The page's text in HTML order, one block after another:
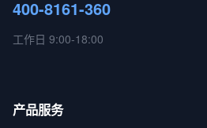
400-8161-360
工作日 9:00-18:00
产品服务